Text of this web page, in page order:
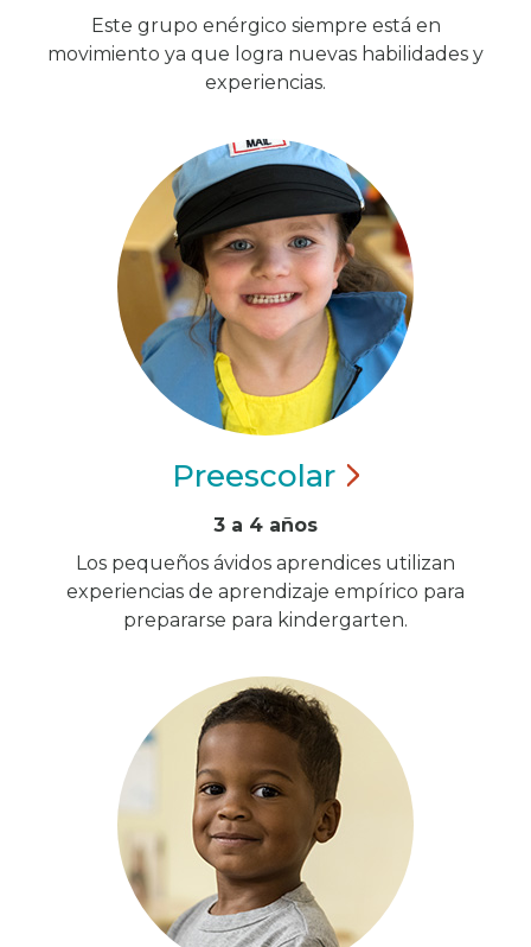
Este grupo enérgico siempre está en
movimiento ya que logra nuevas habilidades y
experiencias.
Preescolar
3 a 4 años
Los pequeños ávidos aprendices utilizan
experiencias de aprendizaje empírico para
prepararse para kindergarten.